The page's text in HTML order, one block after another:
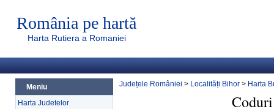
România pe hartă
Harta Rutiera a Romaniei
Meniu
Harta Judetelor
Județele României > Localități Bihor > Harta